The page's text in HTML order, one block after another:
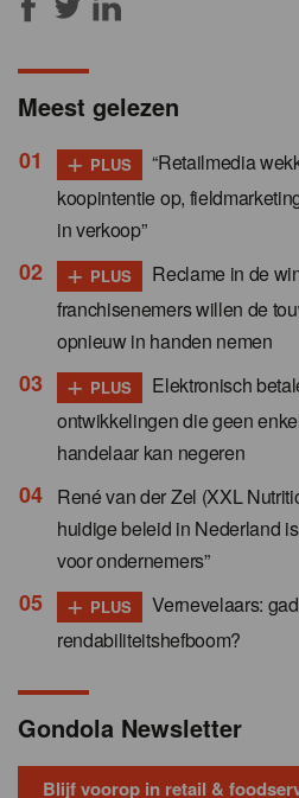
Meest gelezen
+ PLUS
“Retailmedia
koopintentie op,
in verkoop”
+ PLUS
Reclame in de
franchisenemers willen de
opnieuw in handen nemen
+ PLUS
Elektronisch
ontwikkelingen die geen
handelaar kan negeren
René van der Zel (XXL
huidige beleid in Nederland
voor ondernemers”
+ PLUS
Vernevelaars:
rendabiliteitshefboom?
Gondola Newsletter
Blijf voorop in retail &